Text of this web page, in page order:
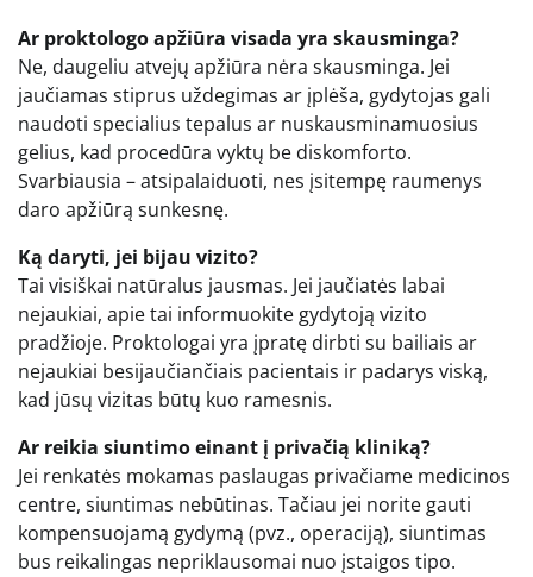
Ar proktologo apžiūra visada yra skausminga?
Ne, daugeliu atvejų apžiūra nėra skausminga. Jei
jaučiamas stiprus uždegimas ar įplėša, gydytojas gali
naudoti specialius tepalus ar nuskausminamuosius
gelius, kad procedūra vyktų be diskomforto.
Svarbiausia – atsipalaiduoti, nes įsitempę raumenys
daro apžiūrą sunkesnę.
Ką daryti, jei bijau vizito?
Tai visiškai natūralus jausmas. Jei jaučiatės labai
nejaukiai, apie tai informuokite gydytoją vizito
pradžioje. Proktologai yra įpratę dirbti su bailiais ar
nejaukiai besijaučiančiais pacientais ir padarys viską,
kad jūsų vizitas būtų kuo ramesnis.
Ar reikia siuntimo einant į privačią kliniką?
Jei renkatės mokamas paslaugas privačiame medicinos
centre, siuntimas nebūtinas. Tačiau jei norite gauti
kompensuojamą gydymą (pvz., operaciją), siuntimas
bus reikalingas nepriklausomai nuo įstaigos tipo.